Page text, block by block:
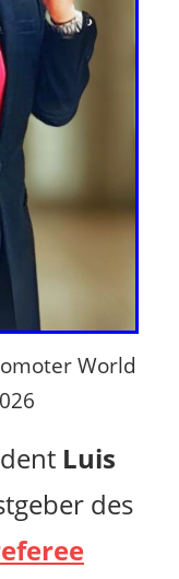
World
Luis
des